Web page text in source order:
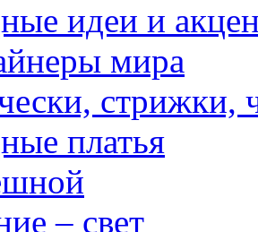
идеи и
мира
стрижки,
платья
– свет